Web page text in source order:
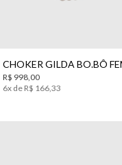
R$ 998,00
6x de R$ 166,33